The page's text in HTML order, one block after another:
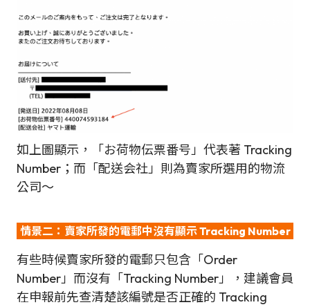
如上圖顯示，「お荷物伝票番号」代表著 Tracking
Number；而「配送会社」則為賣家所選用的物流
公司～
情景二：賣家所發的電郵中沒有顯示 Tracking Number
有些時候賣家所發的電郵只包含「Order
Number」而沒有「Tracking Number」，建議會員
在申報前先查清楚該編號是否正確的 Tracking